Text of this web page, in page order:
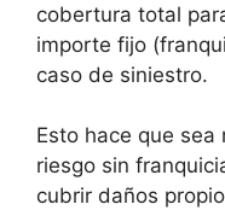
cobertura total
importe fijo
caso de siniestro.
Esto hace que
riesgo sin
cubrir daños